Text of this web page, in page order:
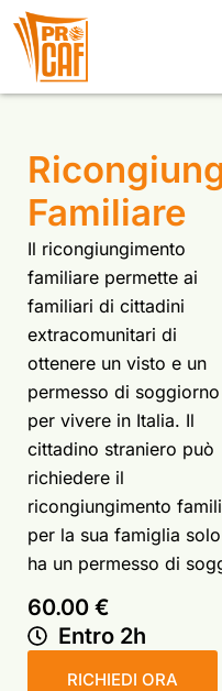
Familiare
Il ricongiungimento
familiare permette ai
familiari di cittadini
extracomunitari di
ottenere un visto e un
permesso di soggiorno
per vivere in Italia. Il
cittadino straniero può
richiedere il
ricongiungimento
per la sua famiglia
ha un permesso di
60.00 €
Entro 2h
RICHIEDI ORA